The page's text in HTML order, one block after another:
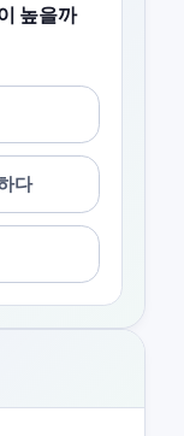
높을까
다